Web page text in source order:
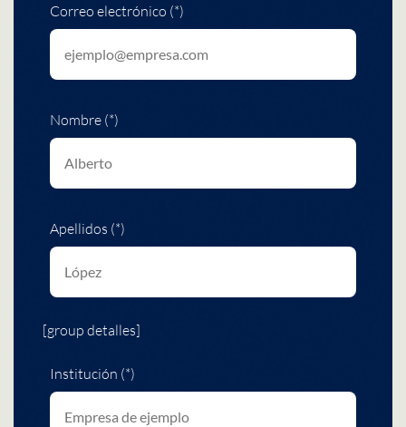
Correo electrónico (*)
Nombre (*)
Apellidos (*)
[group detalles]
Institución (*)